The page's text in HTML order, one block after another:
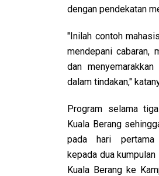
dengan pendekatan
"Inilah contoh
mendepani cabaran,
dan
dalam tindakan,"
Program selama
Kuala Berang
pada hari pertama
kepada dua
Kuala Berang ke